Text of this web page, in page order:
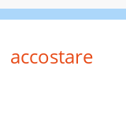
accostare